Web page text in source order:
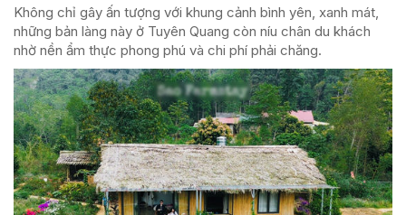
Không chỉ gây ấn tượng với khung cảnh bình yên, xanh mát,
những bản làng này ở Tuyên Quang còn níu chân du khách
nhờ nền ẩm thực phong phú và chi phí phải chăng.